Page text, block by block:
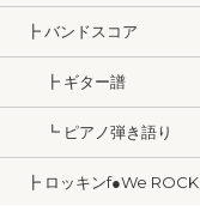
┣ バンドスコア
┣ ギター譜
┗ ピアノ弾き語り
┣ ロッキンf●We ROCK